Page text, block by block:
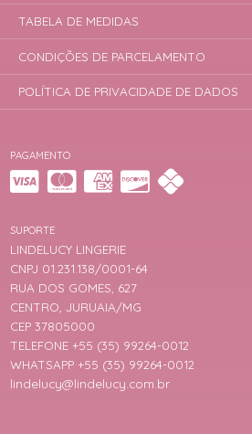
PAGAMENTO
SUPORTE
LINDELUCY LINGERIE
CNPJ 01.231.138/0001-64
RUA DOS GOMES, 627
CENTRO, JURUAIA/MG
CEP 37805000
TELEFONE +55 (35) 99264-0012
WHATSAPP +55 (35) 99264-0012
lindelucy@lindelucy.com.br
TABELA DE MEDIDAS
CONDIÇÕES DE PARCELAMENTO
POLÍTICA DE PRIVACIDADE DE DADOS